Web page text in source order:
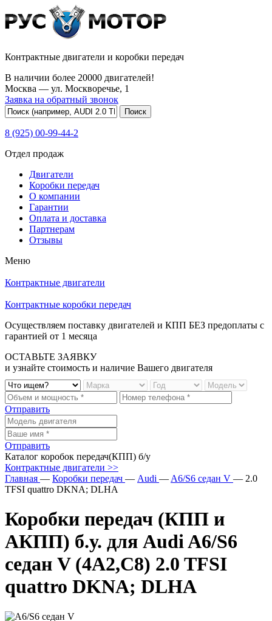
Контрактные двигатели и коробки передач
В наличии более 20000 двигателей!
Москва — ул. Москворечье, 1
Заявка на обратный звонок
8 (925) 00-99-44-2
Отдел продаж
Двигатели
Коробки передач
О компании
Гарантии
Оплата и доставка
Партнерам
Отзывы
Меню
Контрактные двигатели
Контрактные коробки передач
Осуществляем поставку двигателей и КПП БЕЗ предоплаты с
гарантией от 1 месяца
ОСТАВЬТЕ ЗАЯВКУ
и узнайте стоимость и наличие Вашего двигателя
Отправить
Отправить
Каталог коробок передач(КПП) б/у
Контрактные двигатели >>
Главная — Коробки передач — Audi — A6/S6 седан V — 2.0
TFSI quattro DKNA; DLHA
Коробки передач (КПП и
АКПП) б.у. для Audi A6/S6
седан V (4A2,C8) 2.0 TFSI
quattro DKNA; DLHA